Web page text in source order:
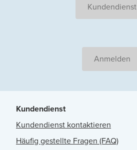
Kundendienst
Anmelden
Kundendienst
Kundendienst kontaktieren
Häufig gestellte Fragen (FAQ)